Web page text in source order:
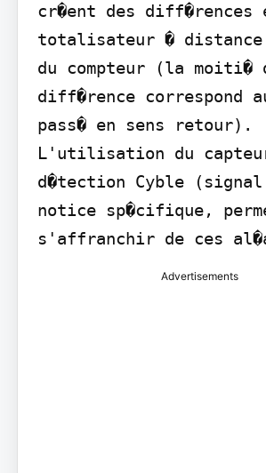
cr�ent des diff�rences
totalisateur �
du compteur (la moiti�
diff�rence correspond
pass� en sens retour).
L'utilisation du
d�tection Cyble
notice sp�cifique,
s'affranchir de ces
Advertisements